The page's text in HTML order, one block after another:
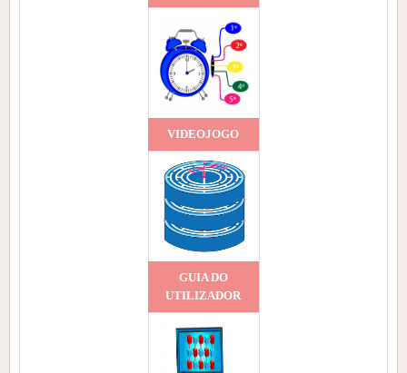
VIDEOJOGO
GUIA DO
UTILIZADOR